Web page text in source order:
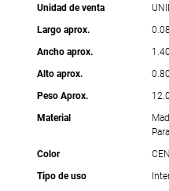
Unidad de venta
Largo aprox.
Ancho aprox.
Alto aprox.
Peso Aprox.
Material
Color
Tipo de uso